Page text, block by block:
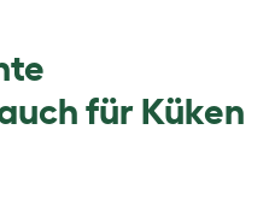
für Küken